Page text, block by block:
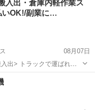
入出・倉庫内軽作業ス
いOK!/副業に…
08月07日
出> トラックで運ばれて
たり(搬入)、 終了後にト
。 <働きやすいポイント>